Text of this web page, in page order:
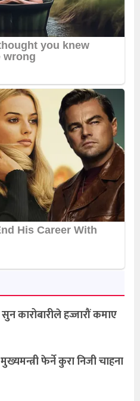
सुन कारोबारीले हज्जारौं कमाए
फेर्ने कुरा निजी चाहना